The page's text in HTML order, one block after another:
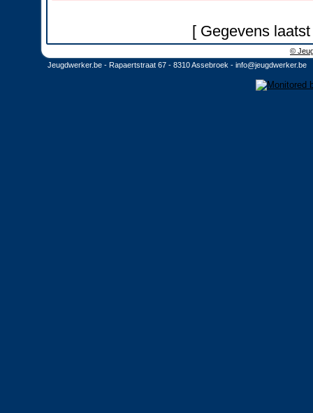
[ Gegevens
©
Jeugdwerker.be - Rapaertstraat 67 - 8310 Assebroek - info@jeugdwerker.be